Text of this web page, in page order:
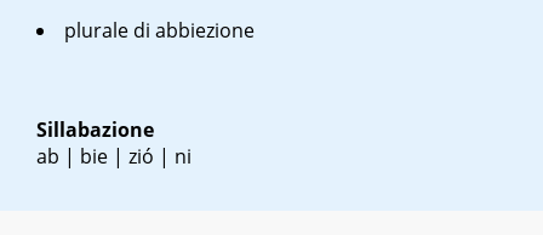
plurale di abbiezione
Sillabazione
ab | bie | zió | ni